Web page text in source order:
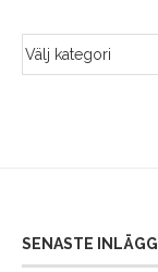
SENASTE INLÄGG